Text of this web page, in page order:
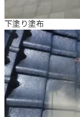
下塗り塗布